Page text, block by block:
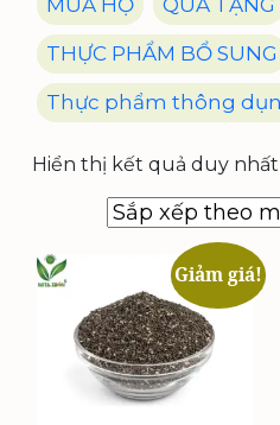
MUA HỘ QUÀ TẶNG
THỰC PHẨM BỔ SUNG
Thực phẩm thông
Hiển thị kết quả duy nhất
Giảm giá!